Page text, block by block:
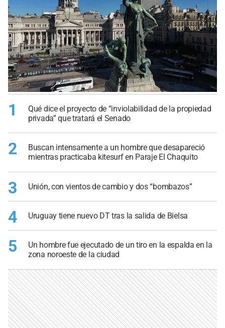
1
Qué dice el proyecto de “inviolabilidad de la propiedad
privada” que tratará el Senado
2
Buscan intensamente a un hombre que desapareció
mientras practicaba kitesurf en Paraje El Chaquito
3 Unión, con vientos de cambio y dos “bombazos”
4 Uruguay tiene nuevo DT tras la salida de Bielsa
5
Un hombre fue ejecutado de un tiro en la espalda en la
zona noroeste de la ciudad